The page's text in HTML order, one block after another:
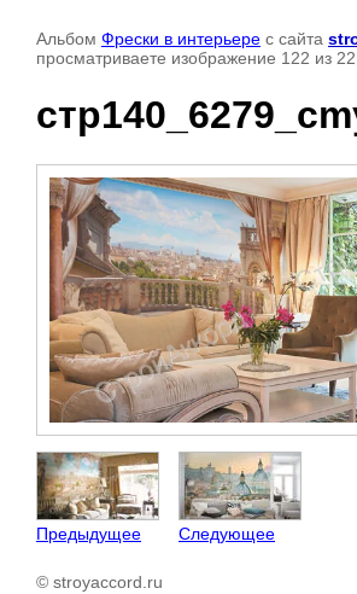
Альбом Фрески в интерьере с сайта
просматриваете изображение 122 из
Предыдущее Следующее
© stroyaccord.ru